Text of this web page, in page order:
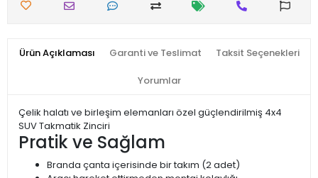
Ürün Açıklaması Garanti ve Teslimat Taksit Seçenekleri
Yorumlar
Çelik halatı ve birleşim elemanları özel güçlendirilmiş 4x4
SUV Takmatik Zinciri
Pratik ve Sağlam
Branda çanta içerisinde bir takım (2 adet)